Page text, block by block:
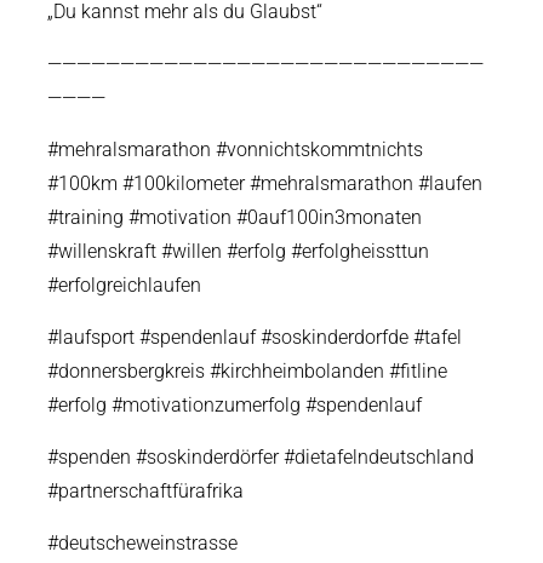
„Du kannst mehr als du Glaubst“
——————————————————————————————
————
#mehralsmarathon #vonnichtskommtnichts
#100km #100kilometer #mehralsmarathon #laufen
#training #motivation #0auf100in3monaten
#willenskraft #willen #erfolg #erfolgheissttun
#erfolgreichlaufen
#laufsport #spendenlauf #soskinderdorfde #tafel
#donnersbergkreis #kirchheimbolanden #fitline
#erfolg #motivationzumerfolg #spendenlauf
#spenden #soskinderdörfer #dietafelndeutschland
#partnerschaftfürafrika
#deutscheweinstrasse